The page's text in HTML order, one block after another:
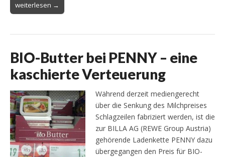
weiterlesen →
BIO-Butter bei PENNY – eine
kaschierte Verteuerung
Während derzeit mediengerecht
über die Senkung des Milchpreises
Schlagzeilen fabriziert werden, ist die
zur BILLA AG (REWE Group Austria)
gehörende Ladenkette PENNY dazu
übergegangen den Preis für BIO-